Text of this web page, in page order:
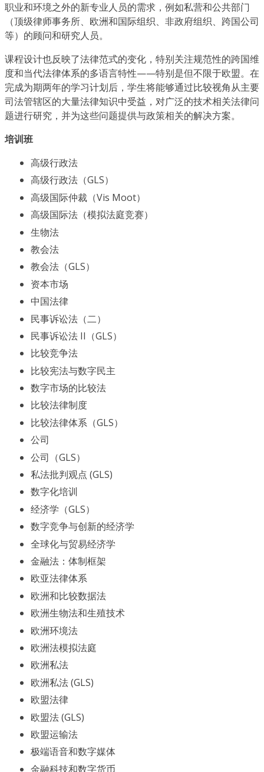
职业和环境之外的新专业人员的需求，例如私营和公共部门
（顶级律师事务所、欧洲和国际组织、非政府组织、跨国公司
等）的顾问和研究人员。
课程设计也反映了法律范式的变化，特别关注规范性的跨国维
度和当代法律体系的多语言特性——特别是但不限于欧盟。在
完成为期两年的学习计划后，学生将能够通过比较视角从主要
司法管辖区的大量法律知识中受益，对广泛的技术相关法律问
题进行研究，并为这些问题提供与政策相关的解决方案。
培训班
高级行政法
高级行政法（GLS）
高级国际仲裁（Vis Moot）
高级国际法（模拟法庭竞赛）
生物法
教会法
教会法（GLS）
资本市场
中国法律
民事诉讼法（二）
民事诉讼法 II（GLS）
比较竞争法
比较宪法与数字民主
数字市场的比较法
比较法律制度
比较法律体系（GLS）
公司
公司（GLS）
私法批判观点 (GLS)
数字化培训
经济学（GLS）
数字竞争与创新的经济学
全球化与贸易经济学
金融法：体制框架
欧亚法律体系
欧洲和比较数据法
欧洲生物法和生殖技术
欧洲环境法
欧洲法模拟法庭
欧洲私法
欧洲私法 (GLS)
欧盟法律
欧盟法 (GLS)
欧盟运输法
极端语音和数字媒体
金融科技和数字货币